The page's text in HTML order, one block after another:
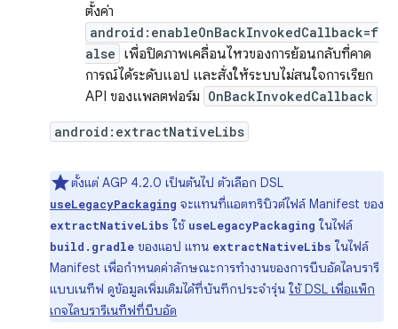
ตั้งค่า
android:enableOnBackInvokedCallback=f
alse เพื่อปิดภาพเคลื่อนไหวของการย้อนกลับที่คาด
การณ์ได้ระดับแอป และสั่งให้ระบบไม่สนใจการเรียก
API ของแพลตฟอร์ม OnBackInvokedCallback
android:extractNativeLibs
ตั้งแต่ AGP 4.2.0 เป็นต้นไป ตัวเลือก DSL
useLegacyPackaging จะแทนที่แอตทริบิวต์ไฟล์ Manifest ของ
extractNativeLibs ใช้ useLegacyPackaging ในไฟล์
build.gradle ของแอป แทน extractNativeLibs ในไฟล์
Manifest เพื่อกำหนดค่าลักษณะการทำงานของการบีบอัดไลบรารี
แบบเนทีฟ ดูข้อมูลเพิ่มเติมได้ที่บันทึกประจำรุ่น ใช้ DSL เพื่อแพ็ก
เกจไลบรารีเนทีฟที่บีบอัด